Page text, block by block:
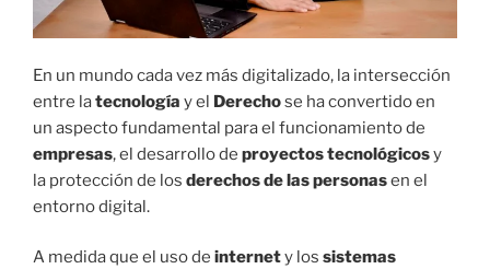
En un mundo cada vez más digitalizado, la intersección
entre latecnología y el Derechose ha convertido en
un aspecto fundamental para el funcionamiento de
empresas, el desarrollo de proyectos tecnológicosy
la protección de los derechos de las personasen el
entorno digital.
A medida que el uso de internety los sistemas